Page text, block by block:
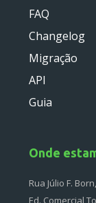
FAQ
Changelog
Migração
API
Guia
Onde
Rua Júlio F.
Ed. Comercial